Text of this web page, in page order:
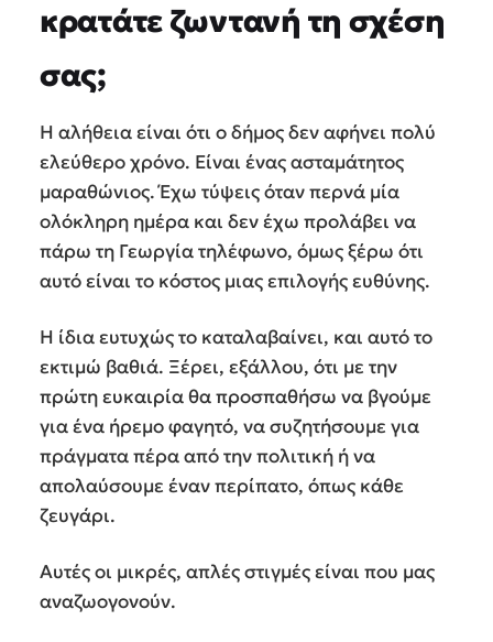
κρατάτε ζωντανή τη σχέση
σας;
Η αλήθεια είναι ότι ο δήμος δεν αφήνει πολύ
ελεύθερο χρόνο. Είναι ένας ασταμάτητος
μαραθώνιος. Έχω τύψεις όταν περνά μία
ολόκληρη ημέρα και δεν έχω προλάβει να
πάρω τη Γεωργία τηλέφωνο, όμως ξέρω ότι
αυτό είναι το κόστος μιας επιλογής ευθύνης.
Η ίδια ευτυχώς το καταλαβαίνει, και αυτό το
εκτιμώ βαθιά. Ξέρει, εξάλλου, ότι με την
πρώτη ευκαιρία θα προσπαθήσω να βγούμε
για ένα ήρεμο φαγητό, να συζητήσουμε για
πράγματα πέρα από την πολιτική ή να
απολαύσουμε έναν περίπατο, όπως κάθε
ζευγάρι.
Αυτές οι μικρές, απλές στιγμές είναι που μας
αναζωογονούν.